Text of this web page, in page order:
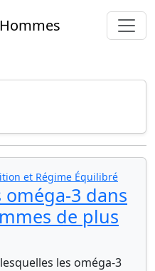
et Régime Équilibré
3 dans
de plus
les oméga-3